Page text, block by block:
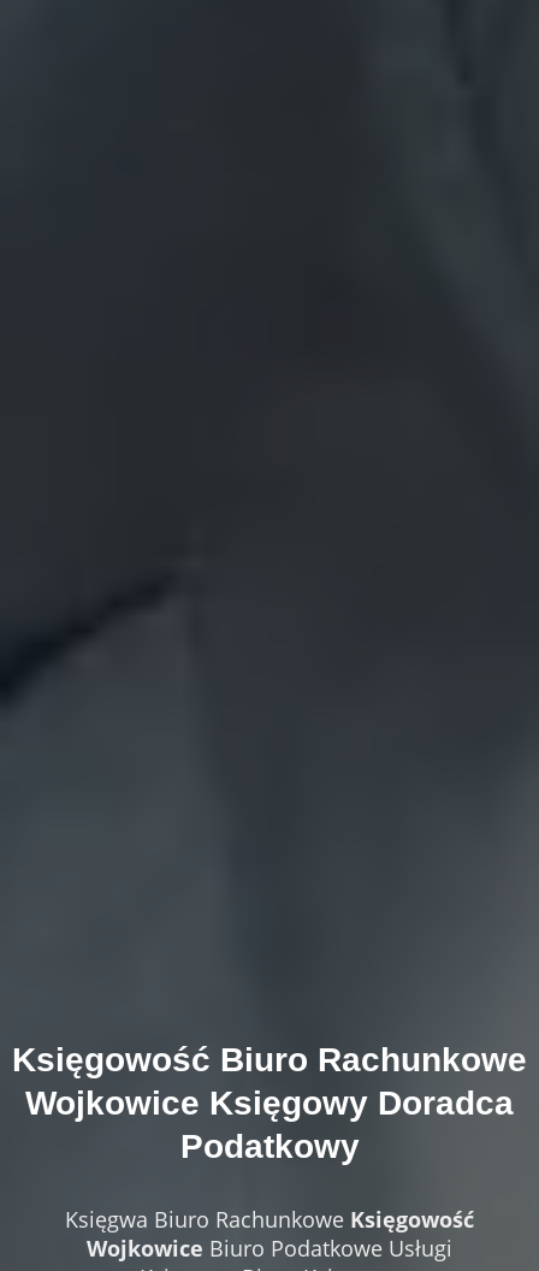
Księgowość Biuro Rachunkowe
Wojkowice Księgowy Doradca
Podatkowy
Księgwa Biuro Rachunkowe Księgowość
Wojkowice Biuro Podatkowe Usługi